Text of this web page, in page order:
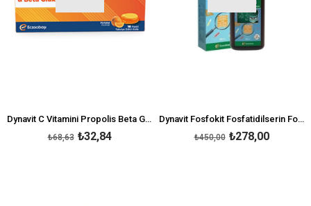
Dynavit C Vitamini Propolis Beta Glukan Pastil
₺32,84
₺68,63
Dynavit Fosfokit Fosfatidilserin Fosfatidilkolin Sıvı 150 ml
₺278,00
₺450,00